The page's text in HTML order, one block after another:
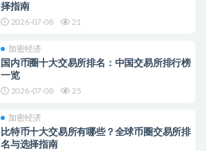
择指南
2026-07-08 21
加密经济
国内币圈十大交易所排名：中国交易所排行榜
一览
2026-07-08 25
加密经济
比特币十大交易所有哪些？全球币圈交易所排
名与选择指南